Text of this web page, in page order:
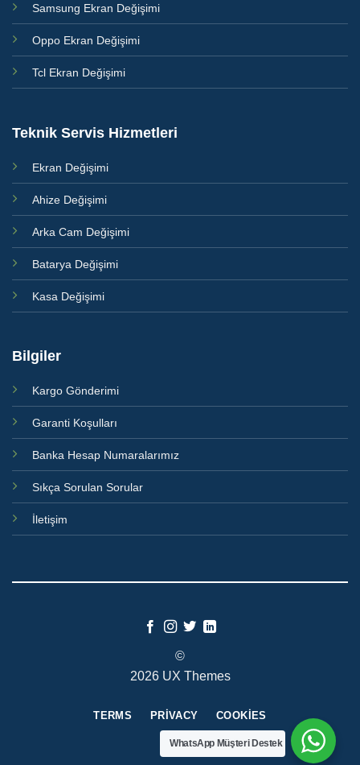
Samsung Ekran Değişimi
Oppo Ekran Değişimi
Tcl Ekran Değişimi
Teknik Servis Hizmetleri
Ekran Değişimi
Ahize Değişimi
Arka Cam Değişimi
Batarya Değişimi
Kasa Değişimi
Bilgiler
Kargo Gönderimi
Garanti Koşulları
Banka Hesap Numaralarımız
Sıkça Sorulan Sorular
İletişim
©
2026 UX Themes
TERMS PRIVACY COOKIES
WhatsApp Müşteri Destek